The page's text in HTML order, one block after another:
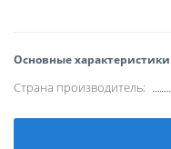
Основные характеристики
Страна производитель: